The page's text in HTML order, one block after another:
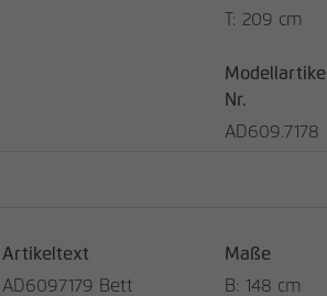
T: 209 cm
Modellartikel
Nr.
AD609.7178
Artikeltext
AD6097179 Bett
Maße
B: 148 cm
Besuch der Website verwendet wurde
Speicherung von Daten für den Besuch
verwendet werden.